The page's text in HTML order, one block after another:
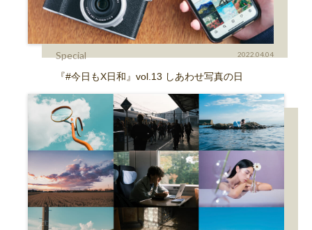
Special 2022.04.04
『#今日もX日和』vol.13 しあわせ写真の日